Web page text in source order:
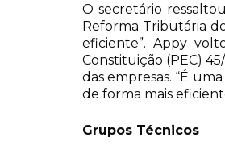
O secretário
Reforma Tributária
eficiente”. Appy
Constituição (PEC)
das empresas. “É
de forma mais
Grupos Técnicos